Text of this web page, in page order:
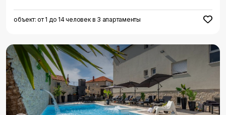
объект: от 1 до 14 человек в 3 апартаменты